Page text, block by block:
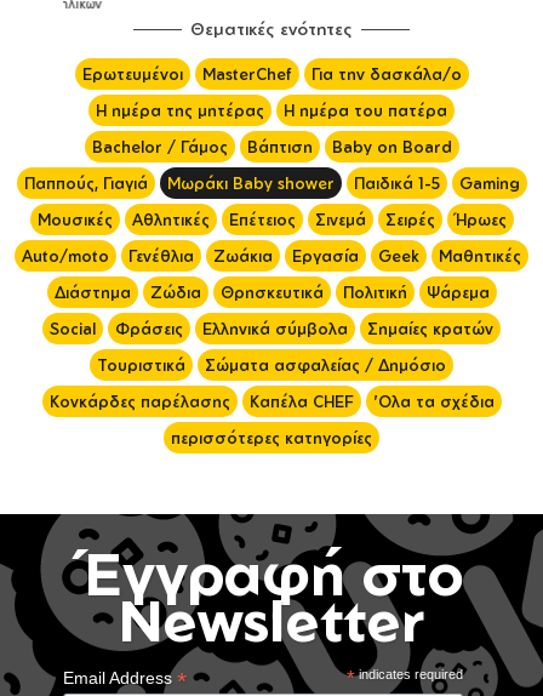
Θεματικές ενότητες
Ερωτευμένοι MasterChef
Για την δασκάλα/ο
Η ημέρα της μητέρας
Η ημέρα του πατέρα
Bachelor / Γάμος
Βάπτιση
Baby on Board
Παππούς, Γιαγιά
Μωράκι Baby shower Παιδικά 1-5
Gaming
Μουσικές
Αθλητικές Επέτειος Σινεμά Σειρές
Ήρωες
Auto/moto
Γενέθλια Ζωάκια Εργασία Geek
Μαθητικές
Διάστημα
Ζώδια Θρησκευτικά Πολιτική
Ψάρεμα
Social
Φράσεις Ελληνικά σύμβολα
Σημαίες κρατών
Τουριστικά
Σώματα ασφαλείας / Δημόσιο
Κονκάρδες παρέλασης
Καπέλα CHEF
'Ολα τα σχέδια
περισσότερες κατηγορίες
Έγγραφή στο
Newsletter
*indicates required
Email Address*